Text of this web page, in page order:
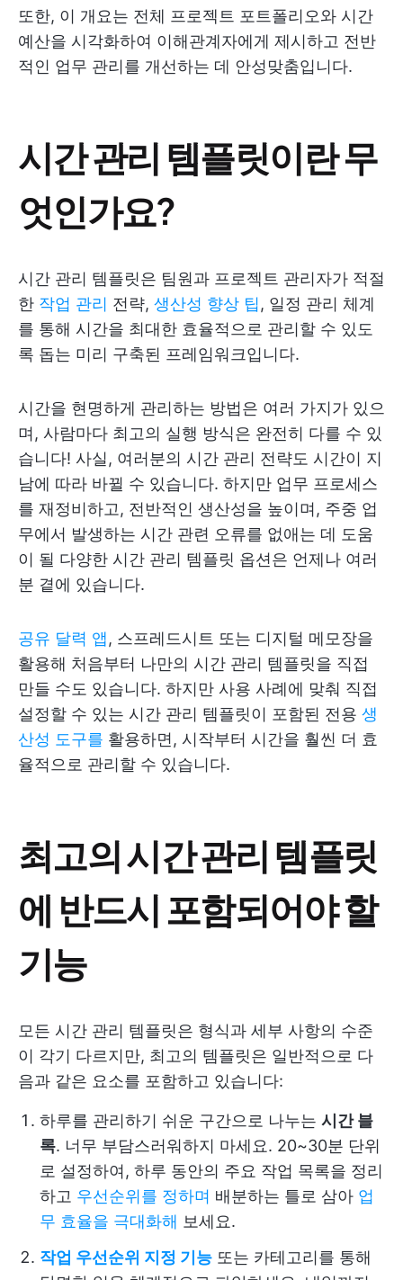
또한, 이 개요는 전체 프로젝트 포트폴리오와 시간
예산을 시각화하여 이해관계자에게 제시하고 전반
적인 업무 관리를 개선하는 데 안성맞춤입니다.
시간 관리 템플릿이란 무
엇인가요?
시간 관리 템플릿은 팀원과 프로젝트 관리자가 적절
한 작업 관리 전략, 생산성 향상 팁 , 일정 관리 체계
를 통해 시간을 최대한 효율적으로 관리할 수 있도
록 돕는 미리 구축된 프레임워크입니다.
시간을 현명하게 관리하는 방법은 여러 가지가 있으
며, 사람마다 최고의 실행 방식은 완전히 다를 수 있
습니다! 사실, 여러분의 시간 관리 전략도 시간이 지
남에 따라 바뀔 수 있습니다. 하지만 업무 프로세스
를 재정비하고, 전반적인 생산성을 높이며, 주중 업
무에서 발생하는 시간 관련 오류를 없애는 데 도움
이 될 다양한 시간 관리 템플릿 옵션은 언제나 여러
분 곁에 있습니다.
공유 달력 앱, 스프레드시트 또는 디지털 메모장을
활용해 처음부터 나만의 시간 관리 템플릿을 직접
만들 수도 있습니다. 하지만 사용 사례에 맞춰 직접
설정할 수 있는 시간 관리 템플릿이 포함된 전용 생
산성 도구를 활용하면, 시작부터 시간을 훨씬 더 효
율적으로 관리할 수 있습니다.
최고의 시간 관리 템플릿
에 반드시 포함되어야 할
기능
모든 시간 관리 템플릿은 형식과 세부 사항의 수준
이 각기 다르지만, 최고의 템플릿은 일반적으로 다
음과 같은 요소를 포함하고 있습니다:
하루를 관리하기 쉬운 구간으로 나누는 시간 블
록. 너무 부담스러워하지 마세요. 20~30분 단위
로 설정하여, 하루 동안의 주요 작업 목록을 정리
하고 우선순위를 정하며 배분하는 틀로 삼아 업
무 효율을 극대화해 보세요.
작업 우선순위 지정 기능 또는 카테고리를 통해